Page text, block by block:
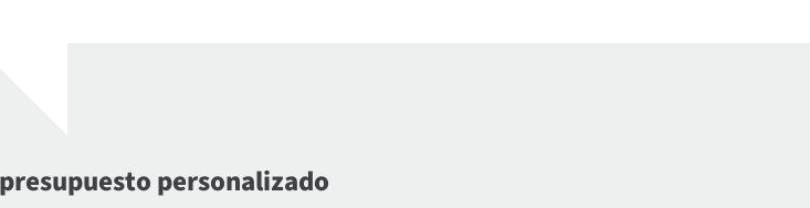
personalizado